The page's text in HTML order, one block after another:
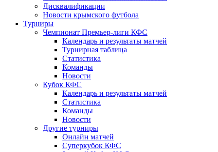
Дисквалификации
Новости крымского футбола
Турниры
Чемпионат Премьер-лиги КФС
Календарь и результаты матчей
Турнирная таблица
Статистика
Команды
Новости
Кубок КФС
Календарь и результаты матчей
Статистика
Команды
Новости
Другие турниры
Онлайн матчей
Суперкубок КФС